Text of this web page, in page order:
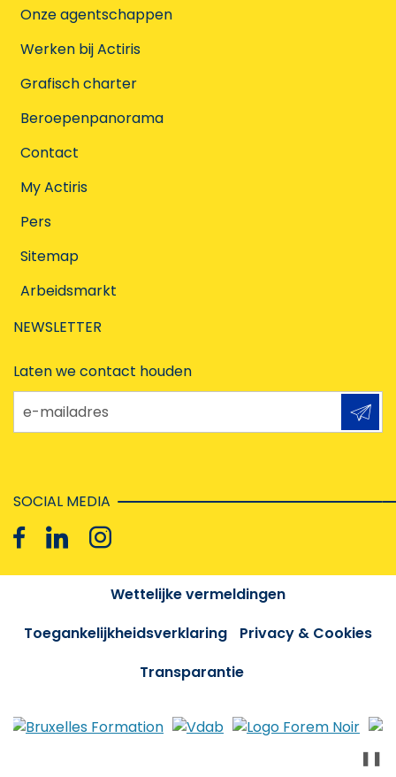
Onze agentschappen
Werken bij Actiris
Grafisch charter
Beroepenpanorama
Contact
My Actiris
Pers
Sitemap
Arbeidsmarkt
NEWSLETTER
Laten we contact houden
e-mailadres
SOCIAL MEDIA
Wettelijke vermeldingen
Toegankelijkheidsverklaring
Privacy & Cookies
Transparantie
❚❚